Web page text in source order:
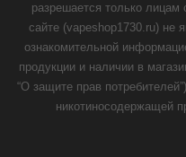
разрешается только
сайте (vapeshop1730.ru) не
ознакомительной
продукции и наличии в
“О защите прав
никотиносодержащей